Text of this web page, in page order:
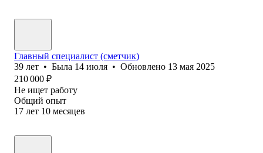
Главный специалист (сметчик)
39 лет • Была 14 июля • Обновлено 13 мая 2025
210 000 ₽
Не ищет работу
Общий опыт
17 лет 10 месяцев